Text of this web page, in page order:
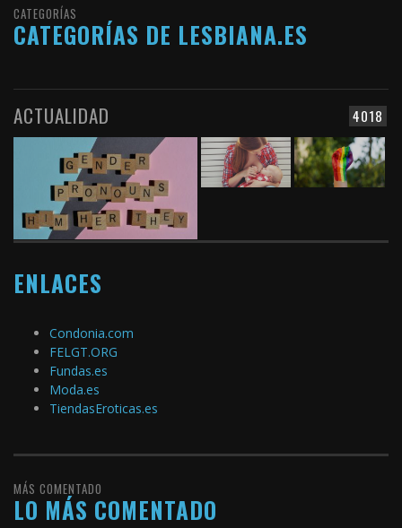
CATEGORÍAS
CATEGORÍAS DE LESBIANA.ES
4018
ACTUALIDAD
ENLACES
Condonia.com
FELGT.ORG
Fundas.es
Moda.es
TiendasEroticas.es
MÁS COMENTADO
LO MÁS COMENTADO